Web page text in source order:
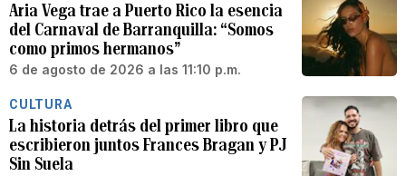
Aria Vega trae a Puerto Rico la esencia
del Carnaval de Barranquilla: “Somos
como primos hermanos”
6 de agosto de 2026 a las 11:10 p.m.
CULTURA
La historia detrás del primer libro que
escribieron juntos Frances Bragan y PJ
Sin Suela